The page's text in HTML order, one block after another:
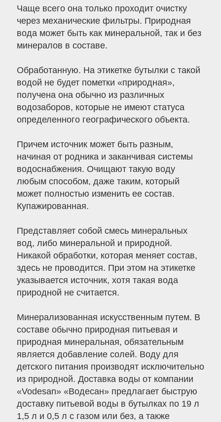
Чаще всего она только проходит очистку
через механические фильтры. Природная
вода может быть как минеральной, так и без
минералов в составе.
Обработанную. На этикетке бутылки с такой
водой не будет пометки «природная»,
получена она обычно из различных
водозаборов, которые не имеют статуса
определенного географического объекта.
Причем источник может быть разным,
начиная от родника и заканчивая системы
водоснабжения. Очищают такую воду
любым способом, даже таким, который
может полностью изменить ее состав.
Купажированная.
Представляет собой смесь минеральных
вод, либо минеральной и природной.
Никакой обработки, которая меняет состав,
здесь не проводится. При этом на этикетке
указывается источник, хотя такая вода
природной не считается.
Минерализованная искусственным путем. В
составе обычно природная питьевая и
природная минеральная, обязательным
является добавление солей. Воду для
детского питания производят исключительно
из природной. Доставка воды от компании
«Vodesan» «Водесан» предлагает быструю
доставку питьевой воды в бутылках по 19 л
1,5 л и 0,5 л с газом или без, а также